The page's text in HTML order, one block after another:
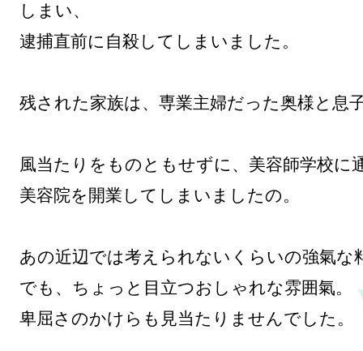
しまい、
逮捕直前に自殺してしまいました。
残された家族は、専業主婦だった奥様と息
風当たりをものともせずに、美容師学校に
美容院を開業してしまいましたの。
あの近辺では考えられないくらいの強氣な
でも、ちょっと目立つおしゃれな雰囲氣。
卑屈さのかけらも見当たりませんでした。